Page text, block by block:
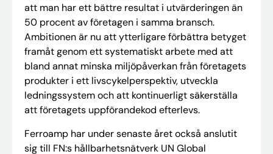
att man har ett bättre resultat i utvärderingen än
50 procent av företagen i samma bransch.
Ambitionen är nu att ytterligare förbättra betyget
framåt genom ett systematiskt arbete med att
bland annat minska miljöpåverkan från företagets
produkter i ett livscykelperspektiv, utveckla
ledningssystem och att kontinuerligt säkerställa
att företagets uppförandekod efterlevs.
Ferroamp har under senaste året också anslutit
sig till FN:s hållbarhetsnätverk UN Global